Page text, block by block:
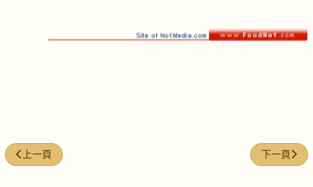
上一篇文章: 每週煮意 (#33)
上一頁 下一篇文
下一頁